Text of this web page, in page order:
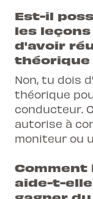
Est-il
les
d'avoir
théorique
Non, tu dois
théorique
conducteur.
autorise à
moniteur ou
aide-t-